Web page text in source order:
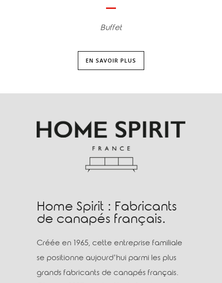
Buffet
EN SAVOIR PLUS
Home Spirit : Fabricants
de canapés français.
Créée en 1965, cette entreprise familiale
se positionne aujourd’hui parmi les plus
grands fabricants de canapés français.